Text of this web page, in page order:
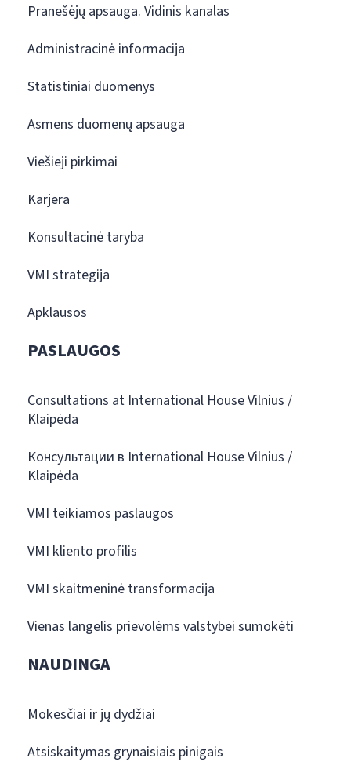
Pranešėjų apsauga. Vidinis kanalas
Administracinė informacija
Statistiniai duomenys
Asmens duomenų apsauga
Viešieji pirkimai
Karjera
Konsultacinė taryba
VMI strategija
Apklausos
PASLAUGOS
Consultations at International House Vilnius /
Klaipėda
Консультации в International House Vilnius /
Klaipėda
VMI teikiamos paslaugos
VMI kliento profilis
VMI skaitmeninė transformacija
Vienas langelis prievolėms valstybei sumokėti
NAUDINGA
Mokesčiai ir jų dydžiai
Atsiskaitymas grynaisiais pinigais